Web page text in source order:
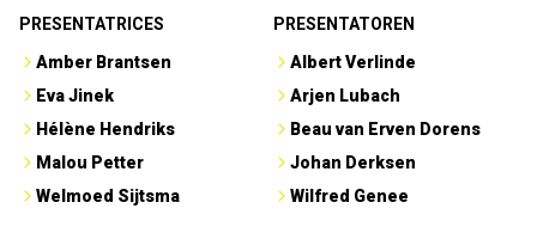
PRESENTATRICES
Amber Brantsen
Eva Jinek
Hélène Hendriks
Malou Petter
Welmoed Sijtsma
PRESENTATOREN
Albert Verlinde
Arjen Lubach
Beau van Erven Dorens
Johan Derksen
Wilfred Genee